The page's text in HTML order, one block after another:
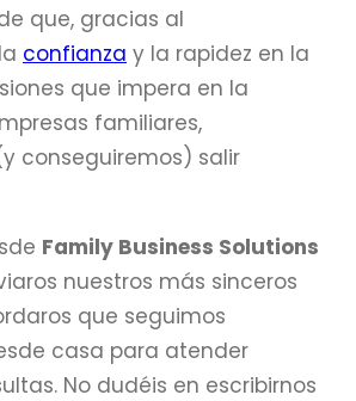
que, gracias al
confianza y la rapidez en la
que impera en la
familiares,
conseguiremos) salir
Family Business Solutions
nuestros más sinceros
que seguimos
casa para atender
No dudéis en escribirnos